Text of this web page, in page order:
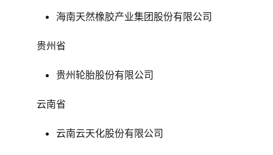
海南天然橡胶产业集团股份有限公司
贵州省
贵州轮胎股份有限公司
云南省
云南云天化股份有限公司